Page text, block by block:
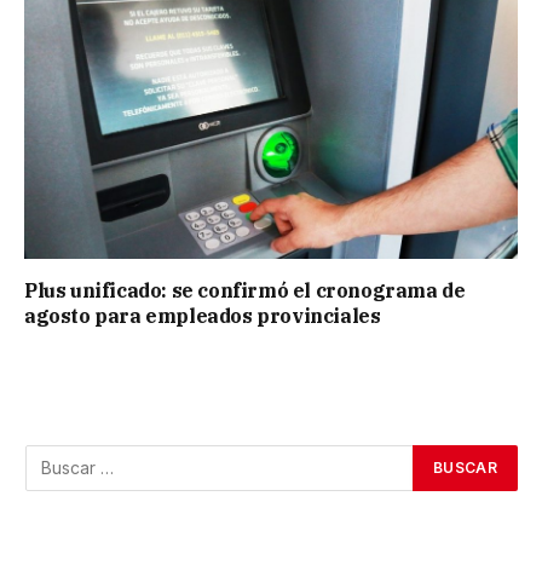
Plus unificado: se confirmó el cronograma de
agosto para empleados provinciales